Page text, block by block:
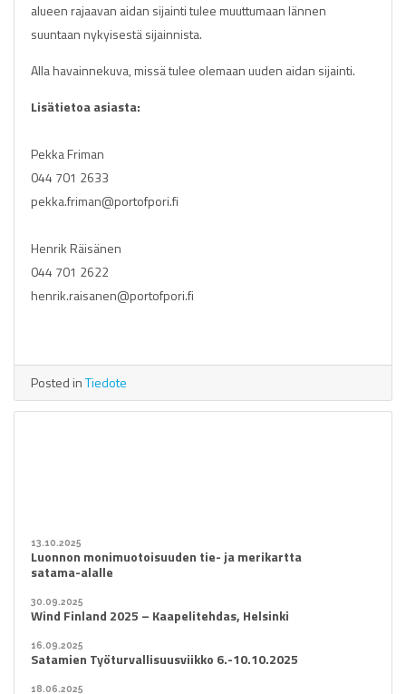
alueen rajaavan aidan sijainti tulee muuttumaan lännen
suuntaan nykyisestä sijainnista.
Alla havainnekuva, missä tulee olemaan uuden aidan sijainti.
Lisätietoa asiasta:
Pekka Friman
044 701 2633
pekka.friman@portofpori.fi
Henrik Räisänen
044 701 2622
henrik.raisanen@portofpori.fi
Posted inTiedote
13.10.2025
Luonnon monimuotoisuuden tie- ja merikartta
satama-alalle
30.09.2025
Wind Finland 2025 – Kaapelitehdas, Helsinki
16.09.2025
Satamien Työturvallisuusviikko 6.-10.10.2025
18.06.2025